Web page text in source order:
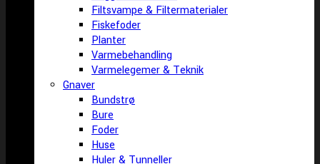
Filtsvampe & Filtermaterialer
Fiskefoder
Planter
Varmebehandling
Varmelegemer & Teknik
Gnaver
Bundstrø
Bure
Foder
Huse
Huler & Tunneller